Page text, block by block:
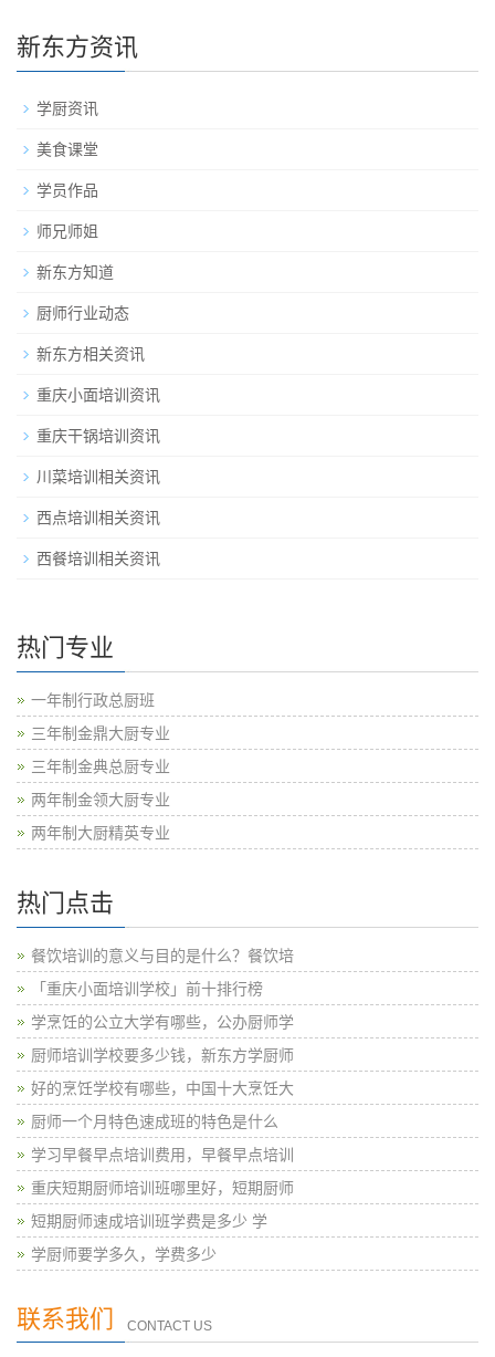
新东方资讯
学厨资讯
美食课堂
学员作品
师兄师姐
新东方知道
厨师行业动态
新东方相关资讯
重庆小面培训资讯
重庆干锅培训资讯
川菜培训相关资讯
西点培训相关资讯
西餐培训相关资讯
热门专业
一年制行政总厨班
三年制金鼎大厨专业
三年制金典总厨专业
两年制金领大厨专业
两年制大厨精英专业
热门点击
餐饮培训的意义与目的是什么？餐饮培
「重庆小面培训学校」前十排行榜
学烹饪的公立大学有哪些，公办厨师学
厨师培训学校要多少钱，新东方学厨师
好的烹饪学校有哪些，中国十大烹饪大
厨师一个月特色速成班的特色是什么
学习早餐早点培训费用，早餐早点培训
重庆短期厨师培训班哪里好，短期厨师
短期厨师速成培训班学费是多少 学
学厨师要学多久，学费多少
联系我们 CONTACT US